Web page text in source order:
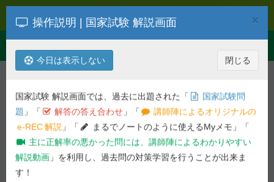
×
操作説明 | 国家試験 解説画面
今日は表示しない 閉じる
国家試験 解説画面では、過去に出題された「
国家試験問
題 」「 解答の答え合わせ 」「
講師陣によるオリジナルの
e-REC解説 」「
まるでノートのように使えるMyメモ」「
主に正解率の悪かった問には、講師陣によるわかりやすい
解説動画 」を利用し、過去問の対策学習を行うことが出来ま
す！
e-REC
navigation
平成29年度 第102回 薬剤師国家試
験問題
必須問題 - 問 52
前の問へ